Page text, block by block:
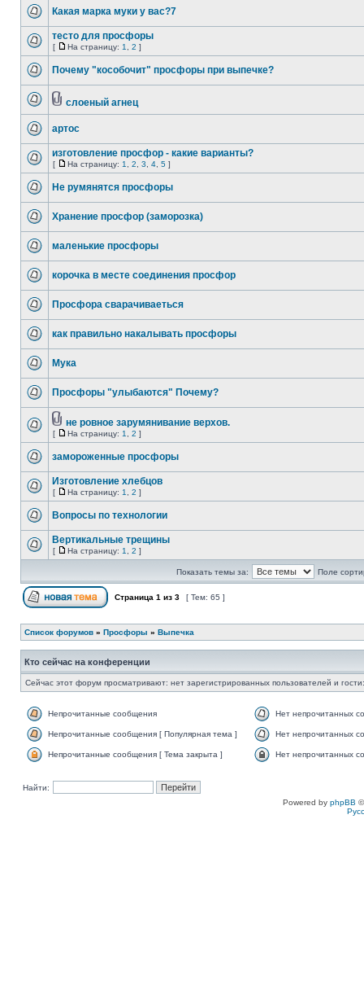
Какая марка муки у вас?7
тесто для просфоры
[ На страницу: 1 2 ]
Почему "кособочит" просфоры при выпечке?
слоеный агнец
артос
изготовление просфор - какие варианты?
[ На страницу: 1 2 3 4 5 ]
Не румянятся просфоры
Хранение просфор (заморозка)
маленькие просфоры
корочка в месте соединения просфор
Просфора сварачиваеться
как правильно накалывать просфоры
Мука
Просфоры "улыбаются" Почему?
не ровное зарумянивание верхов.
[ На страницу: 1 2 ]
замороженные просфоры
Изготовление хлебцов
[ На страницу: 1 2 ]
Вопросы по технологии
Вертикальные трещины
[ На страницу: 1 2 ]
Показать темы за: Поле
Страница 1 из 3 [ Тем: 65 ]
Список форумов » Просфоры » Выпечка
Кто сейчас на конференции
Сейчас этот форум просматривают: нет зарегистрированных пользователей и
Непрочитанные сообщения Нет непрочитанных
Непрочитанные сообщения [ Популярная тема ] Нет непрочитанных
Непрочитанные сообщения [ Тема закрыта ] Нет непрочитанных
Найти:
Powered by phpBB